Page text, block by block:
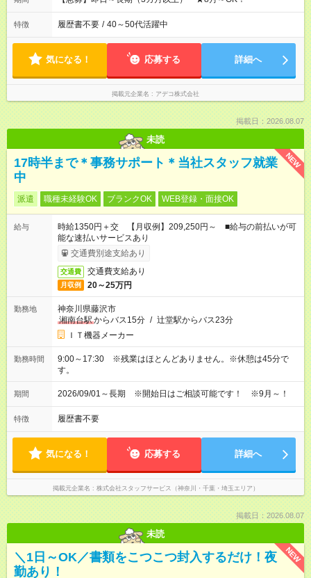
特徴 履歴書不要 / 40～50代活躍中
気になる！ 応募する 詳細へ
掲載元企業名 アデコ株式会社
掲載日：2026.08.07
未読
NEW
17時半まで＊事務サポート＊当社スタッフ就業
中
派遣 職種未経験OK ブランクOK WEB登録・面接OK
給与
時給1350円＋交 【月収例】209,250円～ ■給与の前払いが可
能な速払いサービスあり
交通費別途支給あり
交通費 交通費支給あり
月収例 20～25万円
勤務地
神奈川県藤沢市
湘南台駅からバス15分 / 辻堂駅からバス23分
ＩＴ機器メーカー
勤務時間
9:00～17:30 ※残業はほとんどありません。※休憩は45分で
す。
期間 2026/09/01～長期 ※開始日はご相談可能です！ ※9月～！
特徴 履歴書不要
気になる！ 応募する 詳細へ
掲載元企業名 株式会社スタッフサービス（神奈川・千葉・埼玉エリア）
掲載日：2026.08.07
未読
NEW
＼1日～OK／書類をこつこつ封入するだけ！夜
勤あり！